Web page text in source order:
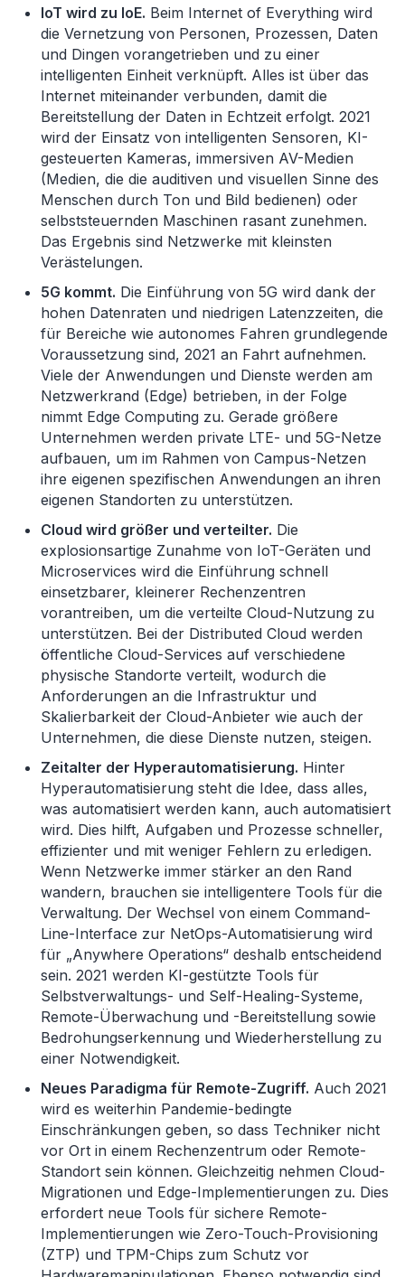
IoT wird zu IoE. Beim Internet of Everything wird
die Vernetzung von Personen, Prozessen, Daten
und Dingen vorangetrieben und zu einer
intelligenten Einheit verknüpft. Alles ist über das
Internet miteinander verbunden, damit die
Bereitstellung der Daten in Echtzeit erfolgt. 2021
wird der Einsatz von intelligenten Sensoren, KI-
gesteuerten Kameras, immersiven AV-Medien
(Medien, die die auditiven und visuellen Sinne des
Menschen durch Ton und Bild bedienen) oder
selbststeuernden Maschinen rasant zunehmen.
Das Ergebnis sind Netzwerke mit kleinsten
Verästelungen.
5G kommt. Die Einführung von 5G wird dank der
hohen Datenraten und niedrigen Latenzzeiten, die
für Bereiche wie autonomes Fahren grundlegende
Voraussetzung sind, 2021 an Fahrt aufnehmen.
Viele der Anwendungen und Dienste werden am
Netzwerkrand (Edge) betrieben, in der Folge
nimmt Edge Computing zu. Gerade größere
Unternehmen werden private LTE- und 5G-Netze
aufbauen, um im Rahmen von Campus-Netzen
ihre eigenen spezifischen Anwendungen an ihren
eigenen Standorten zu unterstützen.
Cloud wird größer und verteilter. Die
explosionsartige Zunahme von IoT-Geräten und
Microservices wird die Einführung schnell
einsetzbarer, kleinerer Rechenzentren
vorantreiben, um die verteilte Cloud-Nutzung zu
unterstützen. Bei der Distributed Cloud werden
öffentliche Cloud-Services auf verschiedene
physische Standorte verteilt, wodurch die
Anforderungen an die Infrastruktur und
Skalierbarkeit der Cloud-Anbieter wie auch der
Unternehmen, die diese Dienste nutzen, steigen.
Zeitalter der Hyperautomatisierung. Hinter
Hyperautomatisierung steht die Idee, dass alles,
was automatisiert werden kann, auch automatisiert
wird. Dies hilft, Aufgaben und Prozesse schneller,
effizienter und mit weniger Fehlern zu erledigen.
Wenn Netzwerke immer stärker an den Rand
wandern, brauchen sie intelligentere Tools für die
Verwaltung. Der Wechsel von einem Command-
Line-Interface zur NetOps-Automatisierung wird
für „Anywhere Operations“ deshalb entscheidend
sein. 2021 werden KI-gestützte Tools für
Selbstverwaltungs- und Self-Healing-Systeme,
Remote-Überwachung und -Bereitstellung sowie
Bedrohungserkennung und Wiederherstellung zu
einer Notwendigkeit.
Neues Paradigma für Remote-Zugriff. Auch 2021
wird es weiterhin Pandemie-bedingte
Einschränkungen geben, so dass Techniker nicht
vor Ort in einem Rechenzentrum oder Remote-
Standort sein können. Gleichzeitig nehmen Cloud-
Migrationen und Edge-Implementierungen zu. Dies
erfordert neue Tools für sichere Remote-
Implementierungen wie Zero-Touch-Provisioning
(ZTP) und TPM-Chips zum Schutz vor